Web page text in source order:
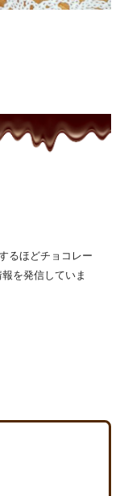
るほどチョコレー
を発信していま